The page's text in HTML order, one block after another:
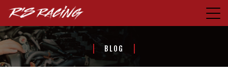
HOME
CONCEPT
BLOG